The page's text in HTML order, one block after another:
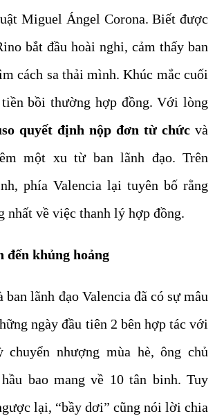
Miguel Ángel Corona. Biết được
bắt đầu hoài nghi, cảm thấy ban
cách sa thải mình. Khúc mắc cuối
bồi thường hợp đồng. Với lòng
quyết định nộp đơn từ chức và
một xu từ ban lãnh đạo. Trên
phía Valencia lại tuyên bố rằng
nhất về việc thanh lý hợp đồng.
đến khủng hoảng
ban lãnh đạo Valencia đã có sự mâu
ngày đầu tiên 2 bên hợp tác với
chuyển nhượng mùa hè, ông chủ
bao mang về 10 tân binh. Tuy
lại, “bầy dơi” cũng nói lời chia